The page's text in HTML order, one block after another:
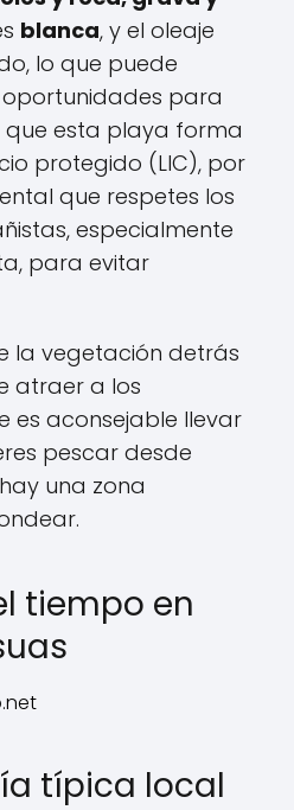
blanca, y el oleaje
lo que puede
para
que esta playa forma
protegido (LIC), por
que respetes los
especialmente
para evitar
la vegetación detrás
atraer a los
es aconsejable llevar
pescar desde
una zona
tiempo en
típica local